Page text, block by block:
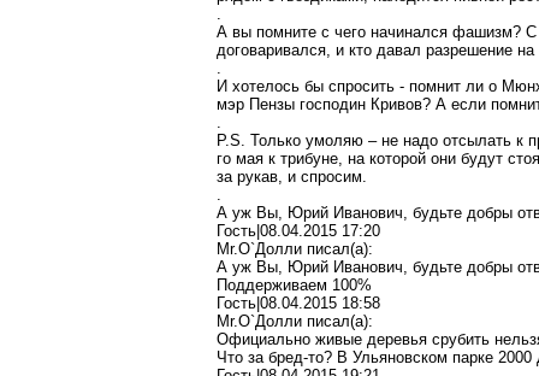
.
А вы помните с чего начинался фашизм?
договаривался, и кто давал разрешение
.
И хотелось бы спросить - помнит ли о
мэр Пензы господин Кривов? А если
.
P.S. Только умоляю – не надо отсылать
го мая к трибуне, на которой они будут
за рукав, и спросим.
.
А уж Вы, Юрий Иванович, будьте добры
Гость|08.04.2015 17:20
Mr.O`Долли писал(a):
А уж Вы, Юрий Иванович, будьте добры
Поддерживаем 100%
Гость|08.04.2015 18:58
Mr.O`Долли писал(a):
Официально живые деревья срубить
Что за бред-то? В Ульяновском парке